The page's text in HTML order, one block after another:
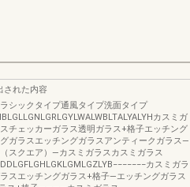
された内容
シックタイプ通風タイプ洗面タイプ
カスミガ
チェッカーガラス透明ガラス+格子エッチング
ガラスエッチングガラスアンティークガラス―
スクエア）―カスミガラスカスミガラス
カスミガラ
スエッチングガラス+格子―エッチングガラス